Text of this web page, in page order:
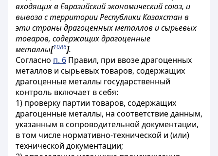
входящих в Евразийский экономический союз, и
вывоза с территории Республики Казахстан в
эти страны драгоценных металлов и сырьевых
товаров, содержащих драгоценные
металлы[1086].
Согласно п. 6 Правил, при ввозе драгоценных
металлов и сырьевых товаров, содержащих
драгоценные металлы государственный
контроль включает в себя:
1) проверку партии товаров, содержащих
драгоценные металлы, на соответствие данным,
указанным в сопроводительной документации,
в том числе нормативно-технической и (или)
технической документации;